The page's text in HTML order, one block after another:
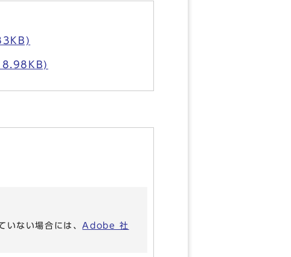
いない場合には、Adobe 社